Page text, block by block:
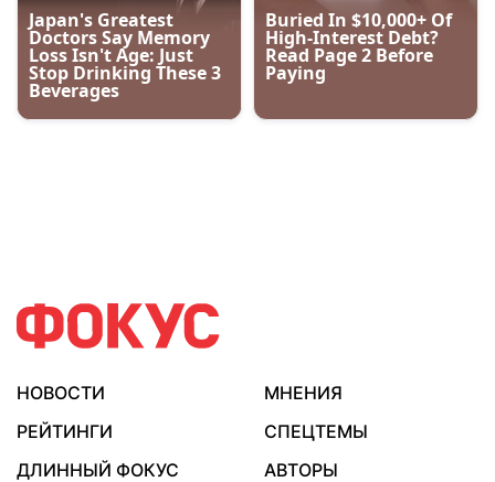
НОВОСТИ
МНЕНИЯ
РЕЙТИНГИ
СПЕЦТЕМЫ
ДЛИННЫЙ ФОКУС
АВТОРЫ